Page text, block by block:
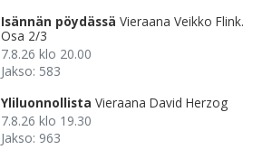
Isännän pöydässä Vieraana Veikko Flink.
Osa 2/3
7.8.26 klo 20.00
Jakso: 583
Yliluonnollista Vieraana David Herzog
7.8.26 klo 19.30
Jakso: 963